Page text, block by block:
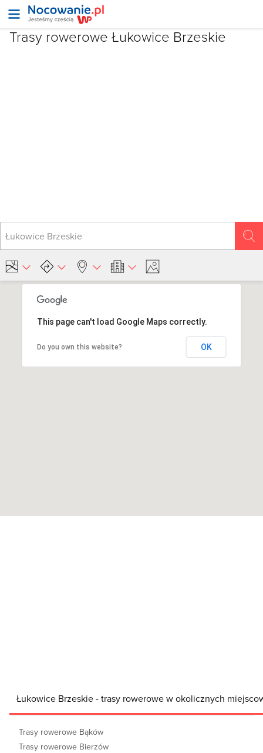
Trasy rowerowe Łukowice Brzeskie
This page can't load Google Maps correctly.
Do you own this website? OK
Łukowice Brzeskie - trasy rowerowe w okolicznych
Trasy rowerowe Bąków
Trasy rowerowe Bierzów